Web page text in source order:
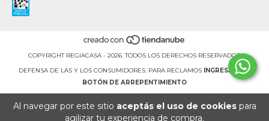
Al navegar por este sitio aceptás el uso de cookiespara
agilizar tu experiencia de compra.
COPYRIGHT REGIACASA - 2026. TODOS LOS DERECHOS RESERVADOS.
DEFENSA DE LAS Y LOS CONSUMIDORES. PARA RECLAMOS
INGRESÁ ACÁ.
BOTÓN DE ARREPENTIMIENTO